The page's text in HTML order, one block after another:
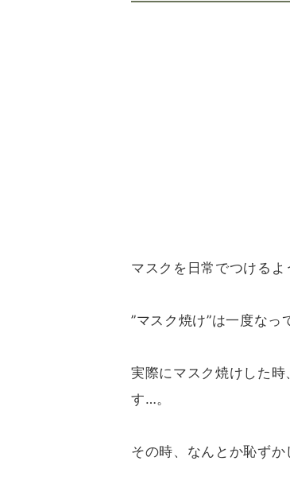
マスクを日常でつけるよ
”マスク焼け”は一度なっ
実際にマスク焼けした
す…。
その時、なんとか恥ず